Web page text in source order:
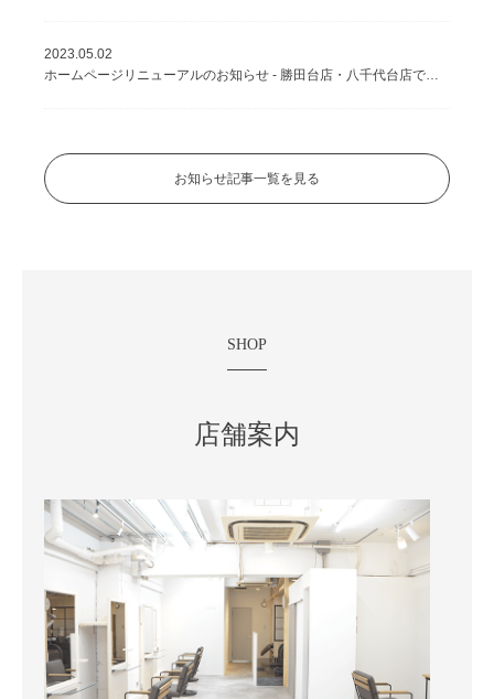
2023.05.02
ホームページリニューアルのお知らせ - 勝田台店・八千代台店で美容室を運営する株式会社Lilly
お知らせ記事一覧を見る
SHOP
店舗案内